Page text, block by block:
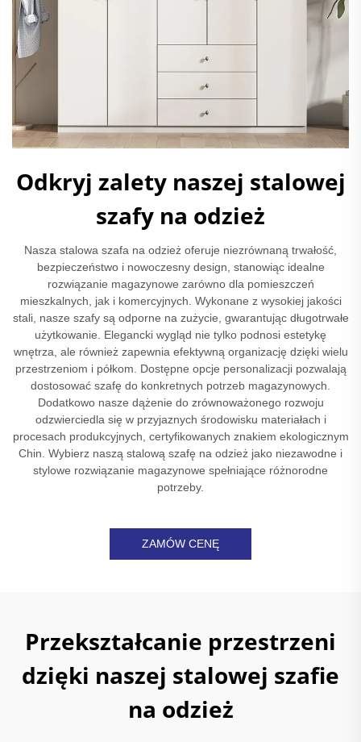
Odkryj zalety naszej stalowej
szafy na odzież
Nasza stalowa szafa na odzież oferuje niezrównaną trwałość,
bezpieczeństwo i nowoczesny design, stanowiąc idealne
rozwiązanie magazynowe zarówno dla pomieszczeń
mieszkalnych, jak i komercyjnych. Wykonane z wysokiej jakości
stali, nasze szafy są odporne na zużycie, gwarantując długotrwałe
użytkowanie. Elegancki wygląd nie tylko podnosi estetykę
wnętrza, ale również zapewnia efektywną organizację dzięki wielu
przestrzeniom i półkom. Dostępne opcje personalizacji pozwalają
dostosować szafę do konkretnych potrzeb magazynowych.
Dodatkowo nasze dążenie do zrównoważonego rozwoju
odzwierciedla się w przyjaznych środowisku materiałach i
procesach produkcyjnych, certyfikowanych znakiem ekologicznym
Chin. Wybierz naszą stalową szafę na odzież jako niezawodne i
stylowe rozwiązanie magazynowe spełniające różnorodne
potrzeby.
ZAMÓW CENĘ
Przekształcanie przestrzeni
dzięki naszej stalowej szafie
na odzież